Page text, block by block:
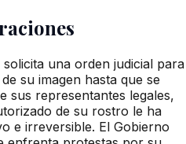
una orden judicial para
su imagen hasta que se
sus representantes legales,
de su rostro le ha
e irreversible. El Gobierno